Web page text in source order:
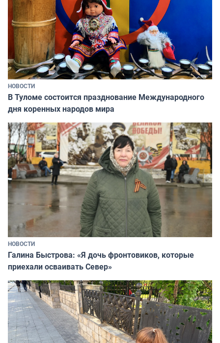
НОВОСТИ
В Туломе состоится празднование Международного
дня коренных народов мира
НОВОСТИ
Галина Быстрова: «Я дочь фронтовиков, которые
приехали осваивать Север»